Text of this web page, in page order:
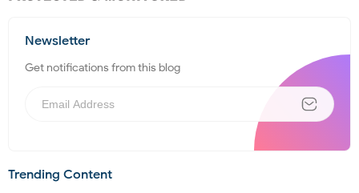
Newsletter
Get notifications from this blog
Trending Content